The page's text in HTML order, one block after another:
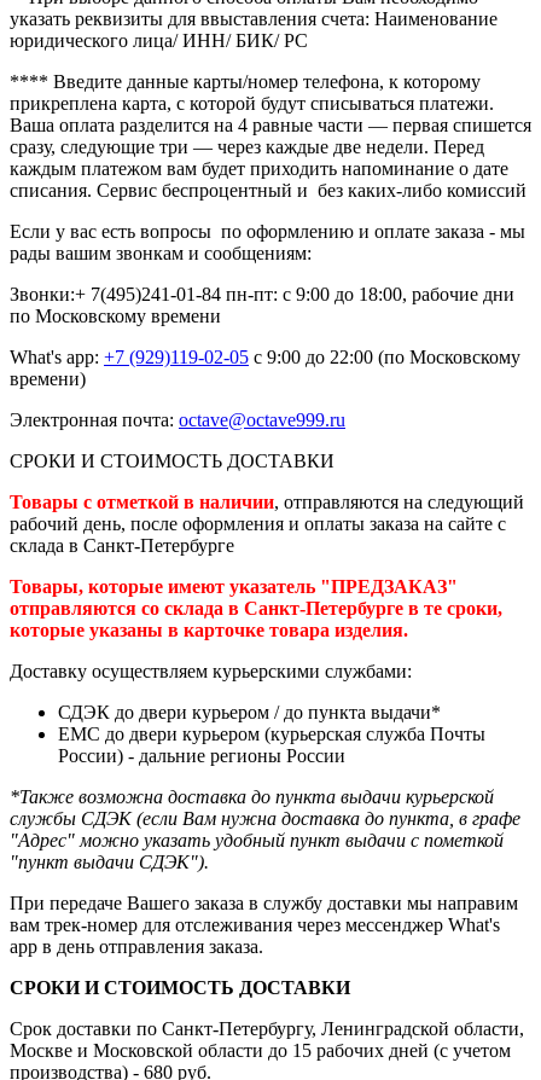
указать реквизиты для ввыставления счета: Наименование
юридического лица/ ИНН/ БИК/ РС
**** Введите данные карты/номер телефона, к которому
прикреплена карта, с которой будут списываться платежи.
Ваша оплата разделится на 4 равные части — первая спишется
сразу, следующие три — через каждые две недели. Перед
каждым платежом вам будет приходить напоминание о дате
списания. Сервис беспроцентный и без каких-либо комиссий
Если у вас есть вопросы по оформлению и оплате заказа - мы
рады вашим звонкам и сообщениям:
Звонки:+ 7(495)241-01-84 пн-пт: с 9:00 до 18:00, рабочие дни
по Московскому времени
What's app: +7 (929)119-02-05 с 9:00 до 22:00 (по Московскому
времени)
Электронная почта: octave@octave999.ru
СРОКИ И СТОИМОСТЬ ДОСТАВКИ
Товары с отметкой в наличии, отправляются на следующий
рабочий день, после оформления и оплаты заказа на сайте с
склада в Санкт-Петербурге
Товары, которые имеют указатель "ПРЕДЗАКАЗ"
отправляются со склада в Санкт-Петербурге в те сроки,
которые указаны в карточке товара изделия.
Доставку осуществляем курьерскими службами:
СДЭК до двери курьером / до пункта выдачи*
ЕМС до двери курьером (курьерская служба Почты
России) - дальние регионы России
*Также возможна доставка до пункта выдачи курьерской
службы СДЭК (если Вам нужна доставка до пункта, в графе
"Адрес" можно указать удобный пункт выдачи с пометкой
"пункт выдачи СДЭК").
При передаче Вашего заказа в службу доставки мы направим
вам трек-номер для отслеживания через мессенджер What's
app в день отправления заказа.
СРОКИ И СТОИМОСТЬ ДОСТАВКИ
Срок доставки по Санкт-Петербургу, Ленинградской области,
Москве и Московской области до 15 рабочих дней (с учетом
производства) - 680 руб.